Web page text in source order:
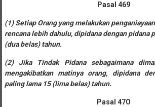
Purworejo,
Purwokerto,
Kebumen,
Tasikmalaya,
Pasal 469
(1) Setiap Orang yang melakukan
rencana lebih dahulu, dipidana dengan pidana
(dua belas) tahun.
(2) Jika Tindak Pidana sebagaimana
mengakibatkan matinya orang, dipidana
paling lama 15 (lima belas) tahun.
Pasal 47O